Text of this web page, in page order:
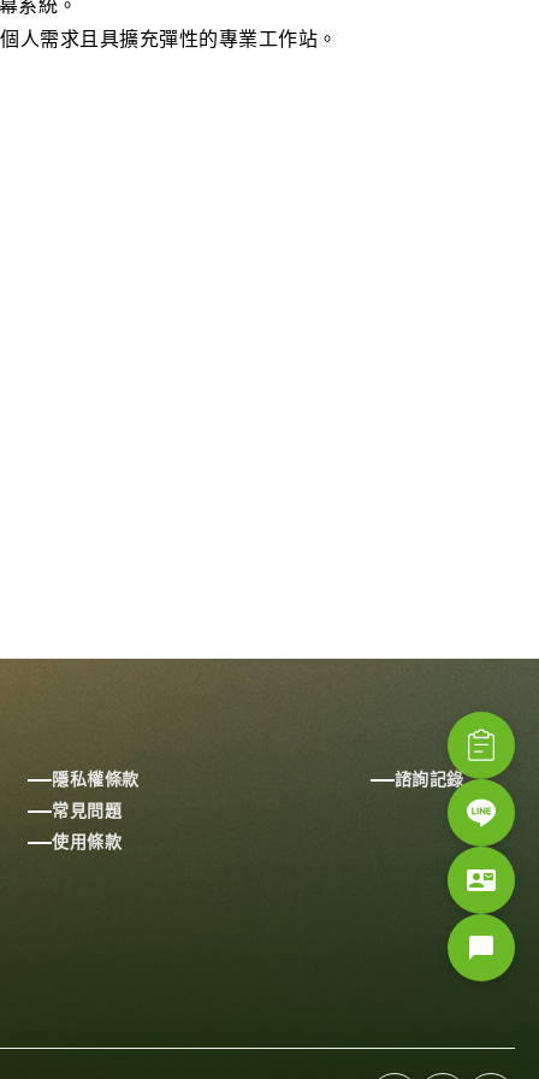
系統。
人需求且具擴充彈性的專業工作站。
隱私權條款
常見問題
使用條款
諮詢記錄
contact_mail
chat_bubble